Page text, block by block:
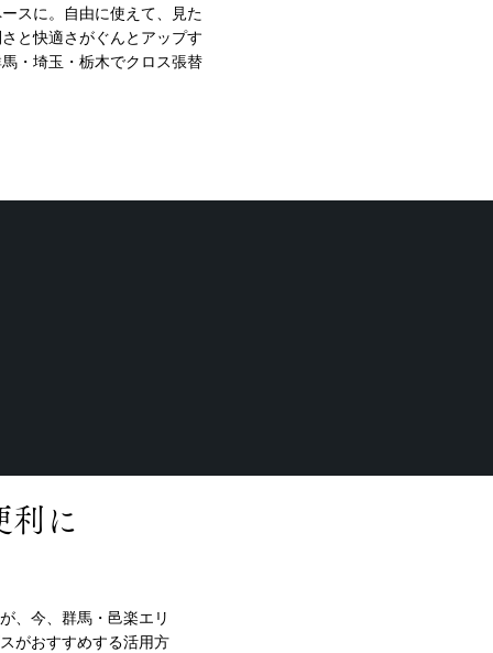
スに。自由に使えて、見た
と快適さがぐんとアップす
・埼玉・栃木でクロス張替
に
、今、群馬・邑楽エリ
がおすすめする活用方